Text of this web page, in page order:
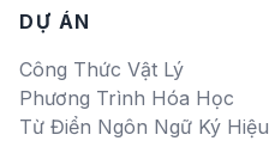
DỰ ÁN
Công Thức Vật Lý
Phương Trình Hóa Học
Từ Điển Ngôn Ngữ Ký Hiệu